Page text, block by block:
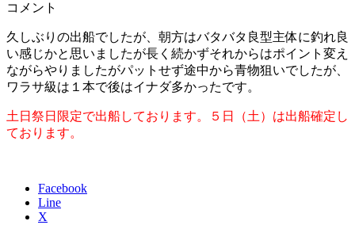
コメント
久しぶりの出船でしたが、朝方はバタバタ良型主体に釣れ良
い感じかと思いましたが長く続かずそれからはポイント変え
ながらやりましたがパットせず途中から青物狙いでしたが、
ワラサ級は１本で後はイナダ多かったです。
土日祭日限定で出船しております。５日（土）は出船確定し
ております。
Facebook
Line
X